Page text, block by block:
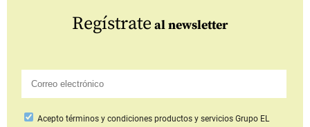
Regístrate al newsletter
Aceptotérminos y condiciones productos y serviciosGrupo EL